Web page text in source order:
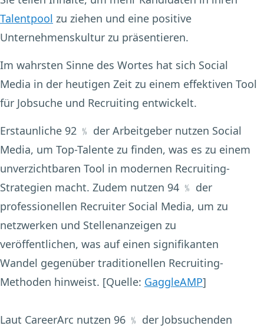
Talentpool zu ziehen und eine positive
Unternehmenskultur zu präsentieren.
Im wahrsten Sinne des Wortes hat sich Social
Media in der heutigen Zeit zu einem effektiven Tool
für Jobsuche und Recruiting entwickelt.
Erstaunliche 92 ﹪ der Arbeitgeber nutzen Social
Media, um Top-Talente zu finden, was es zu einem
unverzichtbaren Tool in modernen Recruiting-
Strategien macht. Zudem nutzen 94 ﹪ der
professionellen Recruiter Social Media, um zu
netzwerken und Stellenanzeigen zu
veröffentlichen, was auf einen signifikanten
Wandel gegenüber traditionellen Recruiting-
Methoden hinweist. [Quelle: GaggleAMP]
Laut CareerArc nutzen 96 ﹪ der Jobsuchenden